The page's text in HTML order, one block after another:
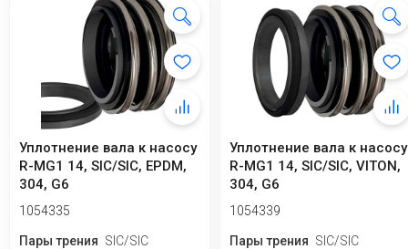
Уплотнение вала к насосу
R-MG1 14, SIC/SIC, EPDM,
304, G6
1054335
Пары трения SIC/SIC
Уплотнение вала к насосу
R-MG1 14, SIC/SIC, VITON,
304, G6
1054339
Пары трения SIC/SIC